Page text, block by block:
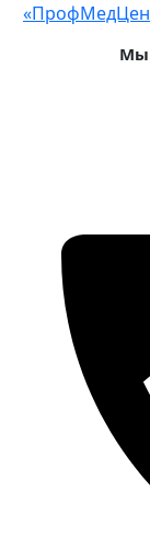
Мы